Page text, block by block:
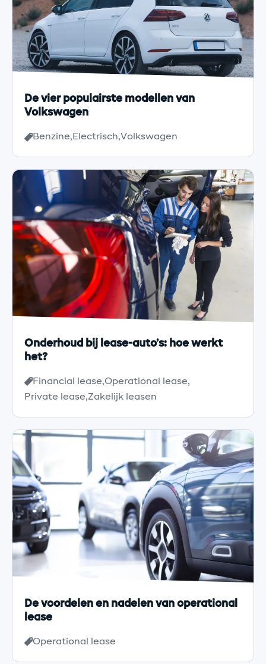
De vier populairste modellen van
Volkswagen
Benzine Electrisch Volkswagen
Onderhoud bij lease-auto’s: hoe werkt
het?
Financial lease Operational lease
Private lease Zakelijk leasen
De voordelen en nadelen van operational
lease
Operational lease